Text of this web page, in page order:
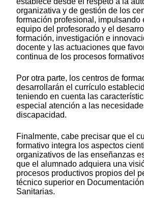
organizativa y de gestión de los
formación profesional, impulsando
equipo del profesorado y el
formación, investigación e
docente y las actuaciones que
continua de los procesos
Por otra parte, los centros de
desarrollarán el currículo
teniendo en cuenta las
especial atención a las
discapacidad.
Finalmente, cabe precisar que el
formativo integra los aspectos
organizativos de las enseñanzas
que el alumnado adquiera una
procesos productivos propios del
técnico superior en
Sanitarias.